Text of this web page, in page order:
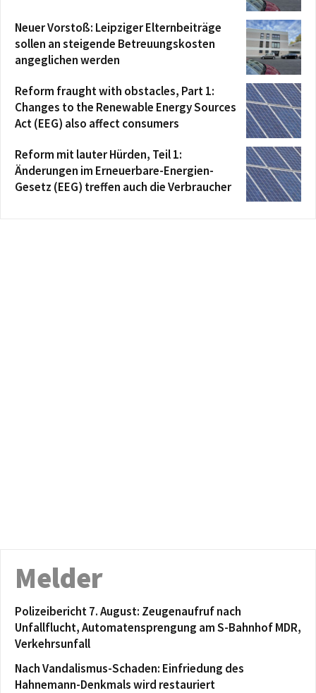
Neuer Vorstoß: Leipziger Elternbeiträge
sollen an steigende Betreuungskosten
angeglichen werden
Reform fraught with obstacles, Part 1:
Changes to the Renewable Energy Sources
Act (EEG) also affect consumers
Reform mit lauter Hürden, Teil 1:
Änderungen im Erneuerbare-Energien-
Gesetz (EEG) treffen auch die Verbraucher
Melder
Polizeibericht 7. August: Zeugenaufruf nach
Unfallflucht, Automatensprengung am S-Bahnhof MDR,
Verkehrsunfall
Nach Vandalismus-Schaden: Einfriedung des
Hahnemann-Denkmals wird restauriert